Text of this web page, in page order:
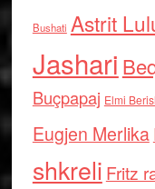
Bushati Astrit
Jashari
Buçpapaj Elmi
Eugjen Merlika
shkreli Fritz